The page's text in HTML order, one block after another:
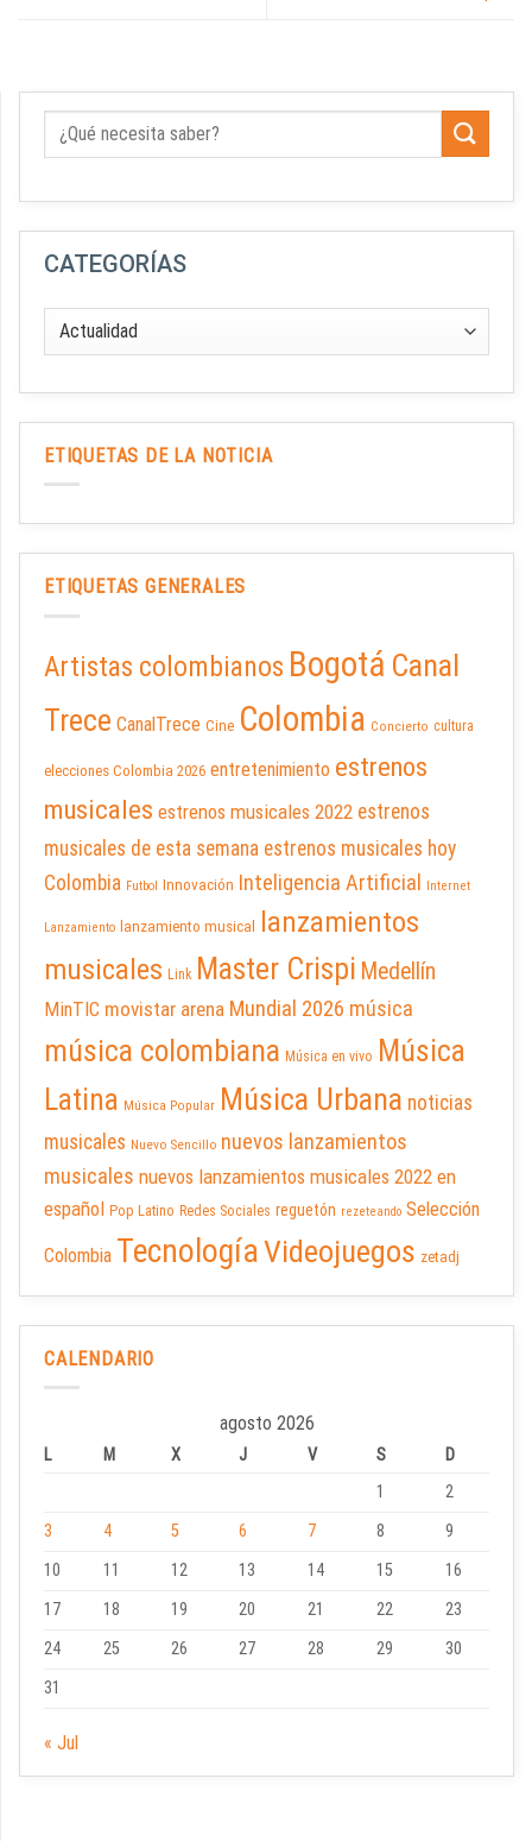
CATEGORÍAS
ETIQUETAS DE LA NOTICIA
ETIQUETAS GENERALES
Artistas colombianos Bogotá Canal
Trece CanalTrece Cine Colombia Concierto cultura
elecciones Colombia 2026 entretenimiento estrenos
musicales estrenos musicales 2022 estrenos
musicales de esta semana estrenos musicales hoy
Colombia Futbol Innovación Inteligencia Artificial Internet
Lanzamiento lanzamiento musical
lanzamientos
musicales Link Master Crispi Medellín
MinTIC movistar arena Mundial 2026 música
música colombiana Música en vivo Música
Latina Música Popular Música Urbana noticias
musicales Nuevo Sencillo nuevos lanzamientos
musicales nuevos lanzamientos musicales 2022 en
español Pop Latino Redes Sociales reguetón rezeteando Selección
Colombia TecnologíaVideojuegos zetadj
CALENDARIO
agosto 2026
L M X J V S
D
1
2
3
4 5 6 7 8
9
10
11 12 13 14 15
16
17
18 19 20 21 22
23
24
25 26 27 28 29
30
31
« Jul